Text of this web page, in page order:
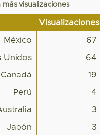
más visualizaciones
Visualizaciones
México 67
Unidos 64
Canadá 19
Perú 4
3
Japón 3